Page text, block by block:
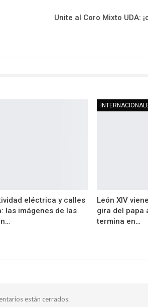
Unite al Coro Mixto UDA:
eléctrica y calles
las imágenes de las
León XIV
gira del papa
termina en…
están cerrados.